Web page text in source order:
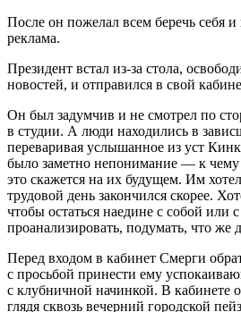
После он пожелал всем беречь себя
реклама.
Президент встал из-за стола,
новостей, и отправился в свой
Он был задумчив и не смотрел по
в студии. А люди находились в
переваривая услышанное из уст
было заметно непонимание — к чему
это скажется на их будущем. Им
трудовой день закончился скорее.
чтобы остаться наедине с собой или
проанализировать, подумать, что же
Перед входом в кабинет Смерги
с просьбой принести ему
с клубничной начинкой. В кабинете
глядя сквозь вечерний городской